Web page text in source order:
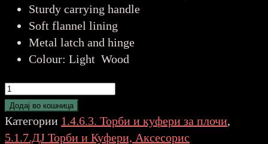
Sturdy carrying handle
Soft flannel lining
Metal latch and hinge
Colour: Light Wood
Audizio
RC32
Vinyl
Record
Додај во кошница
Категории 1.4.6.3. Торби и куфери за плочи,
5.1.7.ДЈ Торби и Куфери, Аксесорис